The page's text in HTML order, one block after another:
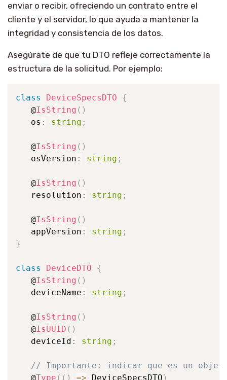
enviar o recibir, ofreciendo un contrato entre el
cliente y el servidor, lo que ayuda a mantener la
integridad y consistencia de los datos.
Asegúrate de que tu DTO refleje correctamente la
estructura de la solicitud. Por ejemplo:
class DeviceSpecsDTO
{
   @
IsString ( )
   os
: string ;
   @
IsString ( )
   osVersion
: string ;
   @
IsString ( )
   resolution
: string ;
   @
IsString ( )
   appVersion
: string ;
}
class DeviceDTO
{
   @
IsString ( )
   deviceName
: string ;
   @
IsString ( )
   @
IsUUID ( )
   deviceId
: string ;
// Importante: indicar que es un
   @
Type ( ( ) => DeviceSpecsDTO )